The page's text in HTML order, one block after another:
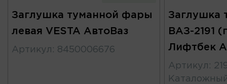
Заглушка туманной фары
левая VESTA АвтоВаз
Артикул : 8450006676
Заглушка
ВАЗ-2191
Лифтбек
Артикул :